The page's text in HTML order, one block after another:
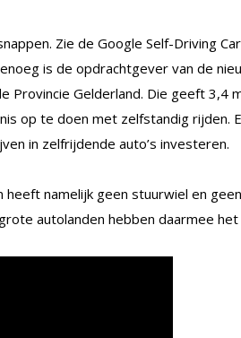
Zie de Google Self-Driving
is de opdrachtgever van de
Provincie Gelderland. Die geeft 3,4
op te doen met zelfstandig rijden.
in zelfrijdende auto’s investeren.
namelijk geen stuurwiel en
autolanden hebben daarmee het